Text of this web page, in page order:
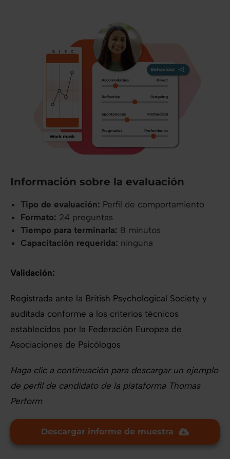
Información sobre la evaluación
Tipo de evaluación: Perfil de comportamiento
Formato: 24 preguntas
Tiempo para terminarla: 8 minutos
Capacitación requerida: ninguna
Validación:
Registrada ante la British Psychological Society y
auditada conforme a los criterios técnicos
establecidos por la Federación Europea de
Asociaciones de Psicólogos
Haga clic a continuación para descargar un ejemplo
de perfil de candidato de la plataforma Thomas
Perform
Descargar informe de muestra